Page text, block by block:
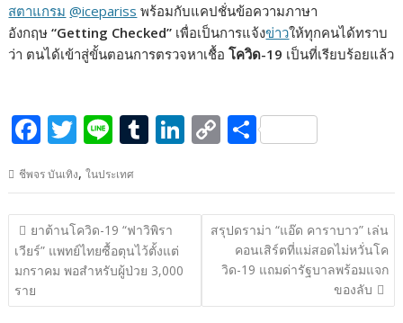
สตาแกรม @icepariss พร้อมกับแคปชั่นข้อความภาษา
อังกฤษ “Getting Checked” เพื่อเป็นการแจ้งข่าวให้ทุกคนได้ทราบ
ว่า ตนได้เข้าสู่ขั้นตอนการตรวจหาเชื้อ โควิด-19 เป็นที่เรียบร้อยแล้ว
F
e
b
o
o
k
T
w
itt
er
Li
e
T
m
bl
r
Li
k
e
C
p
y
Li
n
k
S
ar
e
ชีพจร บันเทิง,ในประเทศ
แนะแนว
เรื่อง
ยาต้านโควิด-19 “ฟาวิพิรา
เวียร์” แพทย์ไทยซื้อตุนไว้ตั้งแต่
มกราคม พอสำหรับผู้ป่วย 3,000
ราย
สรุปดราม่า “แอ๊ด คาราบาว” เล่น
คอนเสิร์ตที่แม่สอดไม่หวั่นโค
วิด-19 แถมด่ารัฐบาลพร้อมแจก
ของลับ